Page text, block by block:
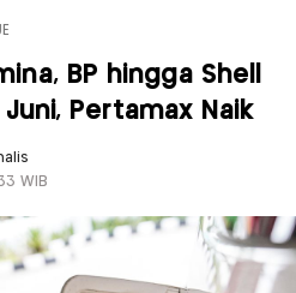
BP hingga Shell
Juni, Pertamax Naik
WIB